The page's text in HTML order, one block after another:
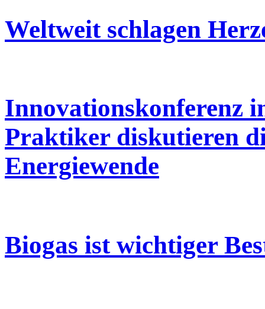
Weltweit schlagen
Innovationskonferenz
Praktiker diskutieren
Energiewende
Biogas ist wichtiger